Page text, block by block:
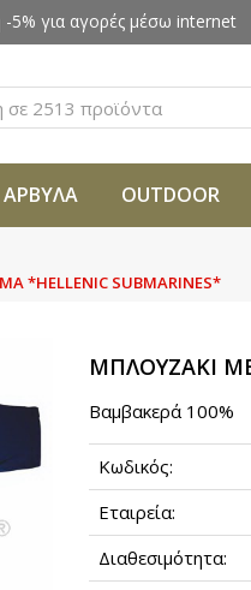
5% για αγορές μέσω internet
ΑΡΒΥΛΑ OUTDOOR
*HELLENIC SUBMARINES*
ΜΠΛΟΥΖΑΚΙ
Βαμβακερά 100%
Κωδικός:
Εταιρεία:
Διαθεσιμότητα: